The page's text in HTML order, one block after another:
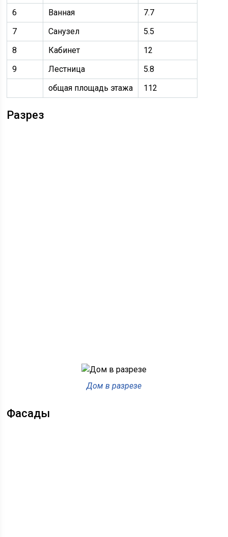
6
Ванная
7.7
7
Санузел
5.5
8
Кабинет
12
9
Лестница
5.8
общая площадь этажа
112
Разрез
Дом в разрезе
Фасады